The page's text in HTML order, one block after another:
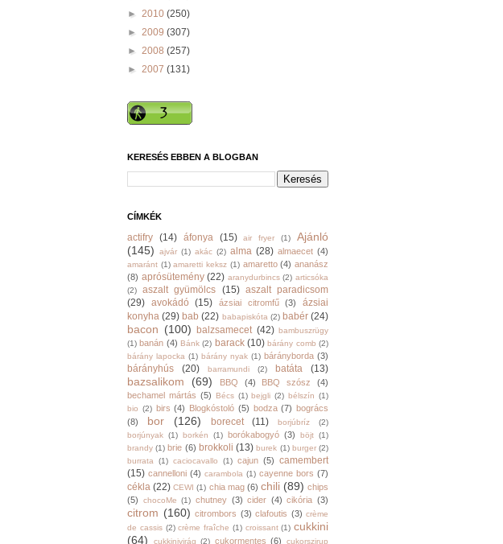
► 2010 (250)
► 2009 (307)
► 2008 (257)
► 2007 (131)
KERESÉS EBBEN A BLOGBAN
CÍMKÉK
actifry (14) áfonya (15) air fryer (1)
Ajánló
(145)
ajvár (1) akác (2) alma (28) almaecet (4)
amaránt (1) amaretti keksz (1) amaretto (4) ananász
(8) aprósütemény (22) aranydurbincs (2) articsóka
(2)
aszalt gyümölcs (15) aszalt paradicsom
(29) avokádó (15) ázsiai citromfű (3)
ázsiai
konyha (29) bab (22) babapiskóta (2) babér (24)
bacon (100) balzsamecet (42) bambuszrügy
(1) banán (4) Bánk (2) barack (10) bárány comb (2)
bárány lapocka (1) bárány nyak (1) bárányborda (3)
bárányhús (20) barramundi (2) batáta (13)
bazsalikom (69) BBQ (4) BBQ szósz
(4)
bechamel mártás (5) Bécs (1) bejgli (2) bélszín (1)
bio (2) birs (4) Blogkóstoló (5) bodza (7) bogrács
(8)
bor (126) borecet (11) borjúbríz
(2)
borjúnyak (1) borkén (1) borókabogyó (3) böjt (1)
brandy (1) brie (6) brokkoli (13) burek (1) burger (2)
burrata
(1) caciocavallo (1) cajun (5) camembert
(15) cannelloni (4) carambola (1) cayenne bors (7)
cékla (22) CEWI (1) chia mag (6) chili (89) chips
(5)
chocoMe (1) chutney (3) cider (4) cikória (3)
citrom (160) citrombors (3) clafoutis (3) crème
de cassis (2) crème fraîche (1) croissant (1) cukkini
(64)
cukkinivirág (2) cukormentes (6)
cukorszirup